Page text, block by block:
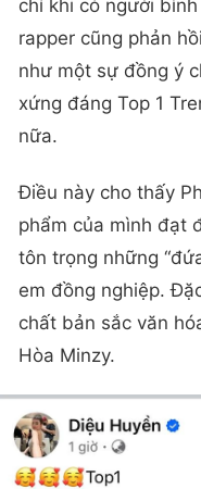
chí khi có người bình
rapper cũng phản
như một sự đồng ý
xứng đáng Top 1
nữa.
Điều này cho thấy
phẩm của mình đạt
tôn trọng những
em đồng nghiệp.
chất bản sắc văn
Hòa Minzy.